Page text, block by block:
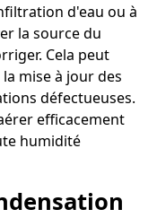
d'eau ou à
la source du
Cela peut
mise à jour des
défectueuses.
efficacement
humidité